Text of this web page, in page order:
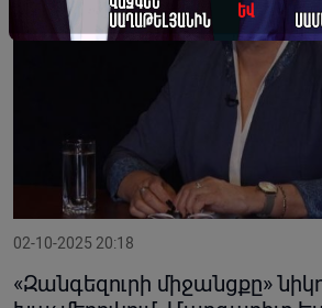
02-10-2025 20:18
«Զանգեզուրի միջանցքը»